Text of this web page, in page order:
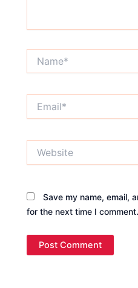
Save my name, email,
for the next time I comment.